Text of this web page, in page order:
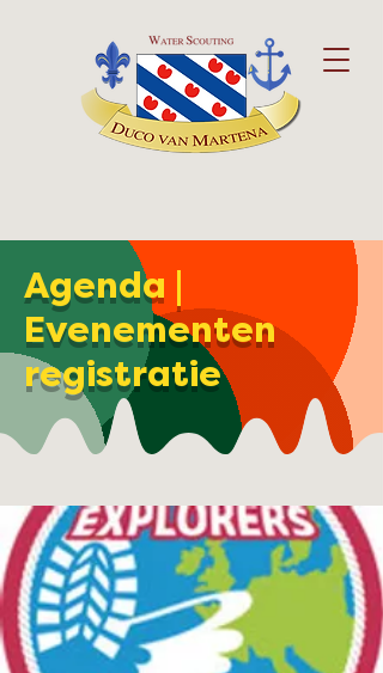
Agenda |
Evenementen
registratie